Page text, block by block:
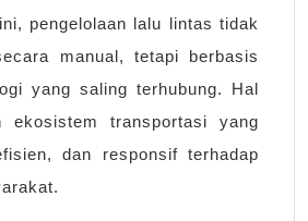
pengelolaan lalu lintas tidak
manual, tetapi berbasis
yang saling terhubung. Hal
ekosistem transportasi yang
dan responsif terhadap